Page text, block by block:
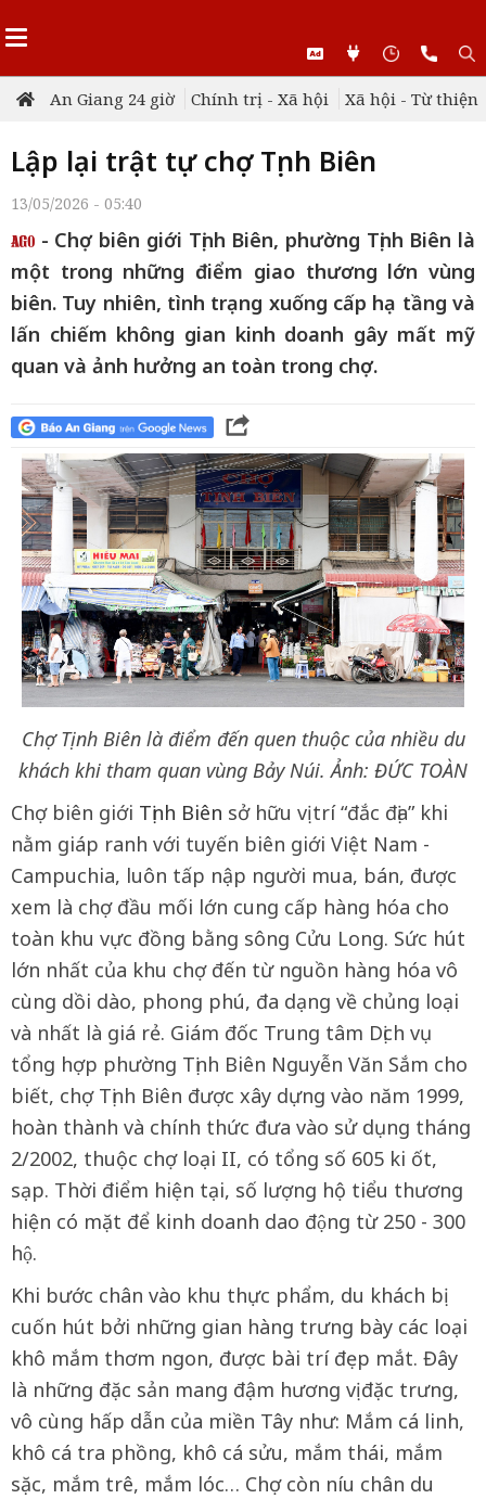
An Giang 24 giờ Chính trị - Xã hội Xã hội - Từ thiện
Lập lại trật tự chợ Tịnh Biên
13/05/2026 - 05:40
- Chợ biên giới Tịnh Biên, phường Tịnh Biên là
một trong những điểm giao thương lớn vùng
biên. Tuy nhiên, tình trạng xuống cấp hạ tầng và
lấn chiếm không gian kinh doanh gây mất mỹ
quan và ảnh hưởng an toàn trong chợ.
Chợ Tịnh Biên là điểm đến quen thuộc của nhiều du
khách khi tham quan vùng Bảy Núi. Ảnh: ĐỨC TOÀN
Chợ biên giới Tịnh Biên sở hữu vị trí “đắc địa” khi
nằm giáp ranh với tuyến biên giới Việt Nam -
Campuchia, luôn tấp nập người mua, bán, được
xem là chợ đầu mối lớn cung cấp hàng hóa cho
toàn khu vực đồng bằng sông Cửu Long. Sức hút
lớn nhất của khu chợ đến từ nguồn hàng hóa vô
cùng dồi dào, phong phú, đa dạng về chủng loại
và nhất là giá rẻ. Giám đốc Trung tâm Dịch vụ
tổng hợp phường Tịnh Biên Nguyễn Văn Sắm cho
biết, chợ Tịnh Biên được xây dựng vào năm 1999,
hoàn thành và chính thức đưa vào sử dụng tháng
2/2002, thuộc chợ loại II, có tổng số 605 ki ốt,
sạp. Thời điểm hiện tại, số lượng hộ tiểu thương
hiện có mặt để kinh doanh dao động từ 250 - 300
hộ.
Khi bước chân vào khu thực phẩm, du khách bị
cuốn hút bởi những gian hàng trưng bày các loại
khô mắm thơm ngon, được bài trí đẹp mắt. Đây
là những đặc sản mang đậm hương vị đặc trưng,
vô cùng hấp dẫn của miền Tây như: Mắm cá linh,
khô cá tra phồng, khô cá sửu, mắm thái, mắm
sặc, mắm trê, mắm lóc… Chợ còn níu chân du